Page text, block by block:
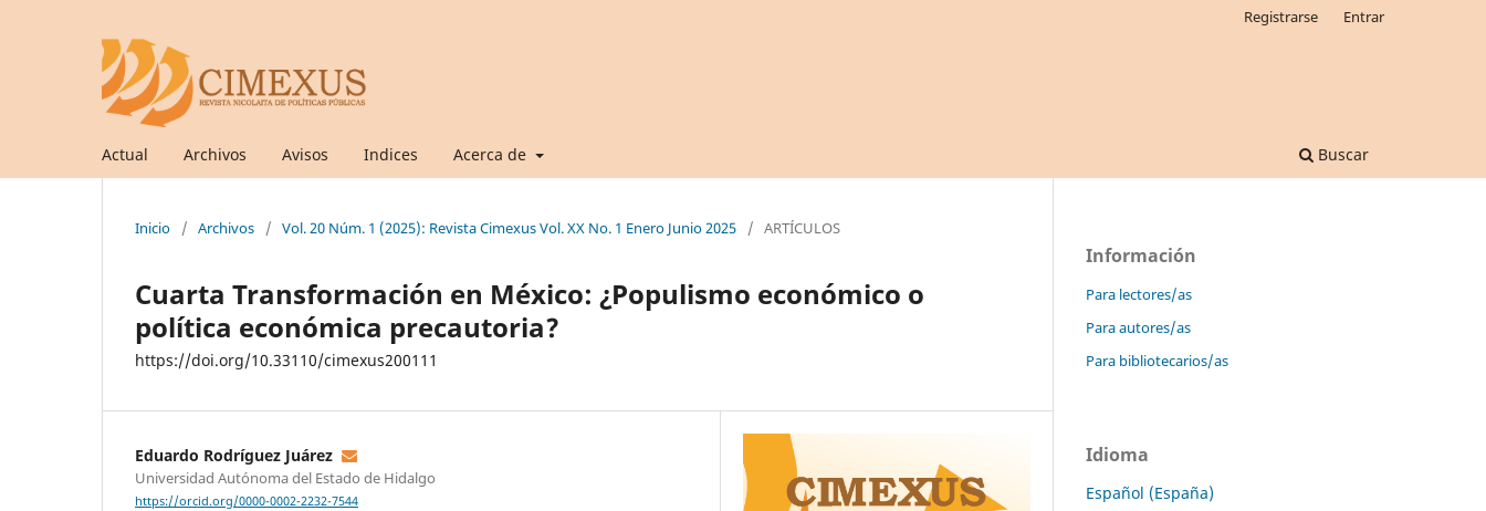
Actual Archivos Avisos Indices Acerca de Buscar
Registrarse Entrar
Inicio / Archivos / Vol. 20 Núm. 1 (2025): Revista Cimexus Vol. XX No. 1 Enero Junio 2025 / ARTÍCULOS
Cuarta Transformación en México: ¿Populismo económico o
política económica precautoria?
https://doi.org/10.33110/cimexus200111
Eduardo Rodríguez Juárez
Universidad Autónoma del Estado de Hidalgo
https://orcid.org/0000-0002-2232-7544
Información
Para lectores/as
Para autores/as
Para bibliotecarios/as
Idioma
Español (España)